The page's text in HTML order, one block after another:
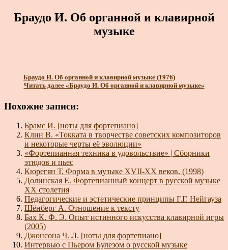
Браудо И. Об органной и клавирной
музыке
Браудо И. Об органной и клавирной музыке (1976)
Читать далее«Браудо И. Об органной и клавирной музыке»
Похожие записи:
Брамс И. [ноты для фортепиано]
Клин В. «Токката в творчестве советских композиторов
и некоторые черты её эволюции»
«Фортепианная техника в удовольствие» | Сборники
этюдов и пьес
Кюрегян Т. Форма в музыке XVII-XX веков. (1998)
Долинская Е. Фортепианный концерт в русской музыке
XX столетия
Педагогические и эстетические принципы Г.Г. Нейгауза
Шёнберг А. Отношение к тексту
Бах К. Ф. Э. Опыт истинного искусства клавирной игры
(2005)
Джонсона Ч. Л. [ноты для фортепиано]
Интервью с Пьером Булезом о русской музыке